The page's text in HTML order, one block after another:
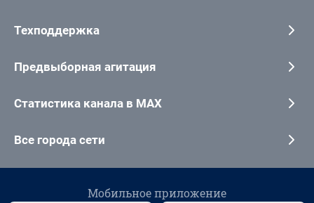
Техподдержка
Предвыборная агитация
Статистика канала в MAX
Все города сети
Мобильное приложение